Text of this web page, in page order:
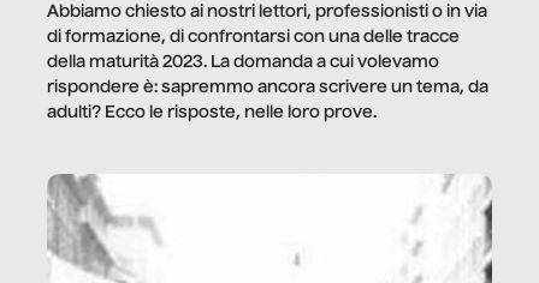
Abbiamo chiesto ai nostri lettori, professionisti o in via
di formazione, di confrontarsi con una delle tracce
della maturità 2023. La domanda a cui volevamo
rispondere è: sapremmo ancora scrivere un tema, da
adulti? Ecco le risposte, nelle loro prove.